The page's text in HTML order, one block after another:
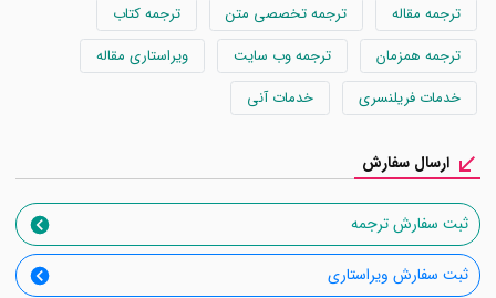
ترجمه مقاله ترجمه تخصصی متن
ترجمه کتاب
ترجمه همزمان
ترجمه وب سایت
ویراستاری مقاله
خدمات فریلنسری
خدمات آنی
ارسال سفارش
ثبت سفارش ترجمه
ثبت سفارش ویراستاری